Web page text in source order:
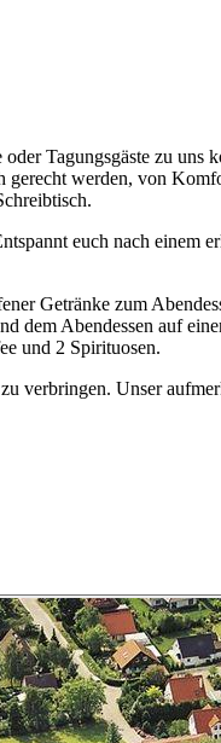
Tagungsgäste zu uns
gerecht werden, von
euch nach einem
Getränke zum
dem Abendessen auf
und 2 Spirituosen.
verbringen. Unser